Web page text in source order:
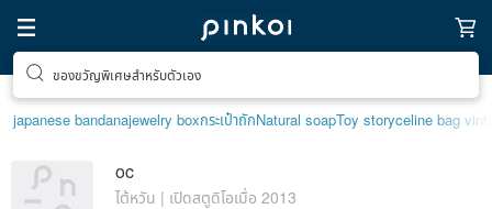
ของขวัญพิเศษสำหรับตัวเอง
japanese bandanajewelry boxกระเป๋าถักNatural soapToy storyceline bag
oc
ไต้หวัน | เปิดสตูดิโอเมื่อ 2013